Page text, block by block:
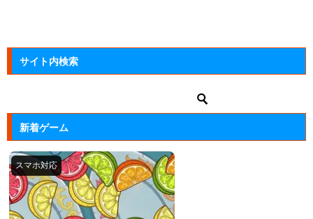
サイト内検索
新着ゲーム